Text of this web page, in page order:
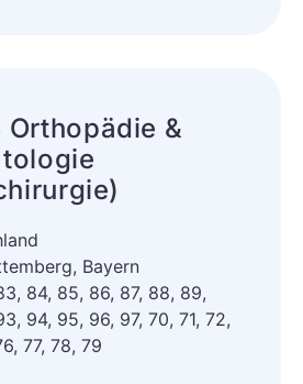
Orthopädie &
Bayern
84, 85, 86, 87, 88, 89,
94, 95, 96, 97, 70, 71, 72,
77, 78, 79